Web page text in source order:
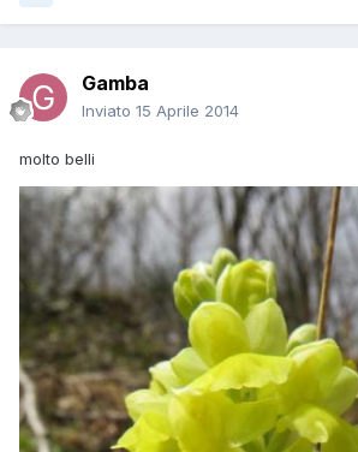
Gamba
Inviato 15 Aprile 2014
molto belli